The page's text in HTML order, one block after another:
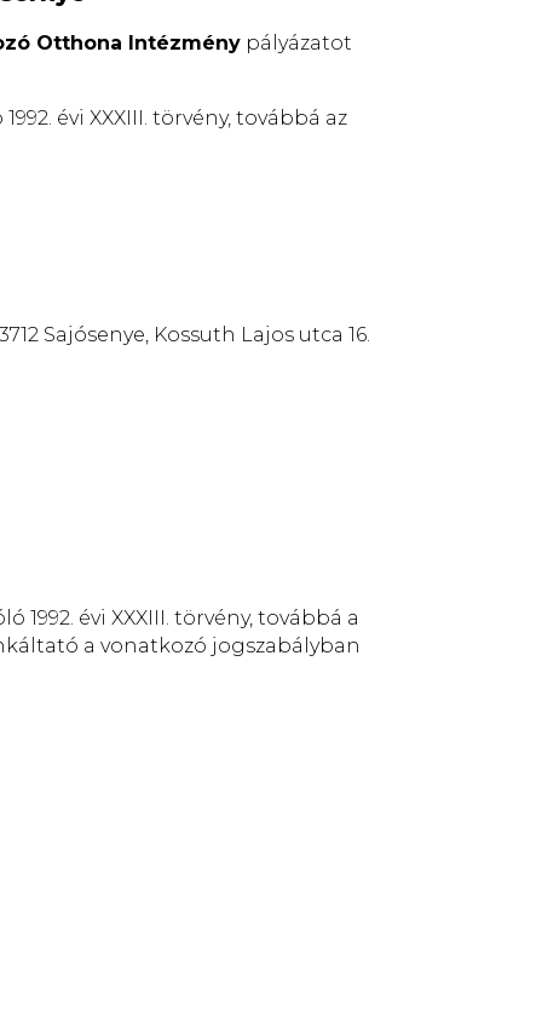
Otthona Intézmény pályázatot
évi XXXIII. törvény, továbbá az
Sajósenye, Kossuth Lajos utca 16.
évi XXXIII. törvény, továbbá a
a vonatkozó jogszabályban